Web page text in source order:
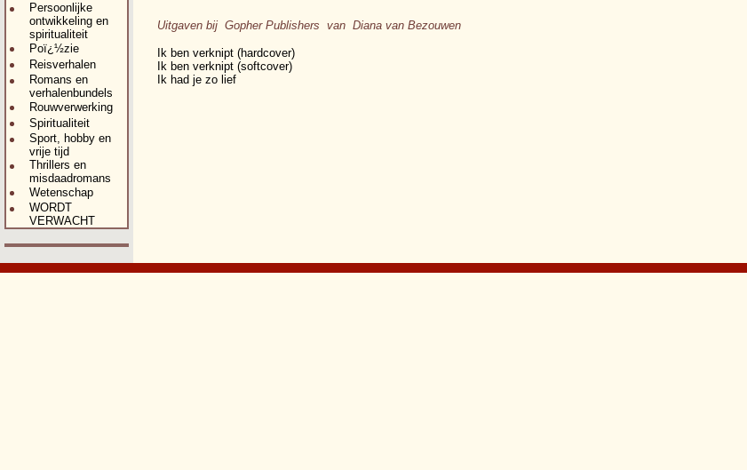
Persoonlijke
ontwikkeling en
spiritualiteit
Poï¿½zie
Reisverhalen
Romans en
verhalenbundels
Rouwverwerking
Spiritualiteit
Sport, hobby en
vrije tijd
Thrillers en
misdaadromans
Wetenschap
WORDT
VERWACHT
Uitgaven bij Gopher Publishers van Diana van Bezouwen
Ik ben verknipt (hardcover)
Ik ben verknipt (softcover)
Ik had je zo lief